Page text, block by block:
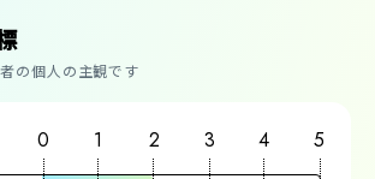
の個人の主観です
0 1 2 3 4 5